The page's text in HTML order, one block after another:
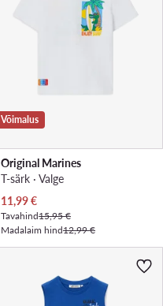
Võimalus
Original Marines
T-särk · Valge
Praegune hind
11,99€
Tavahind15,95 €
Madalaim hind12,99 €